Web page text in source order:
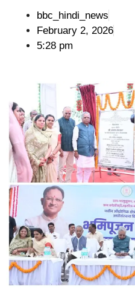
bbc_hindi_news
February 2, 2026
5:28 pm